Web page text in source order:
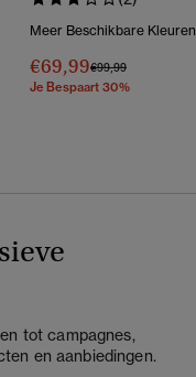
Meer Beschikbare Kleuren
€69,99Prijs Verlaagd Van
€99,99Naar
Je Bespaart 30%
tot campagnes,
en aanbiedingen.